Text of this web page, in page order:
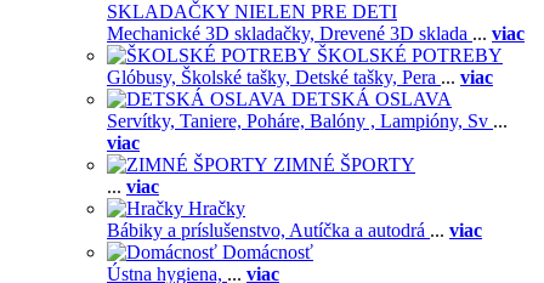
SKLADAČKY NIELEN PRE DETI
Mechanické 3D skladačky, Drevené 3D sklada ... viac
ŠKOLSKÉ POTREBY
Glóbusy, Školské tašky, Detské tašky, Pera ... viac
DETSKÁ OSLAVA
Servítky, Taniere, Poháre, Balóny , Lampióny, Sv ...
viac
ZIMNÉ ŠPORTY
... viac
Hračky
Bábiky a príslušenstvo, Autíčka a autodrá ... viac
Domácnosť
Ústna hygiena, ... viac